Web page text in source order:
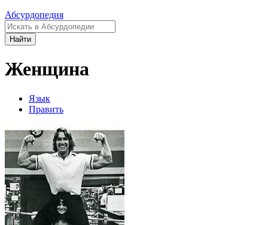
Абсурдопедия
Найти
Женщина
Язык
Править